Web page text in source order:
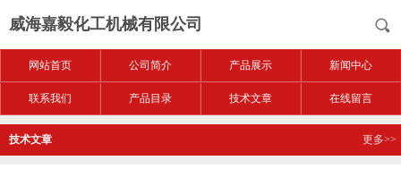
威海嘉毅化工机械有限公司
网站首页 公司简介 产品展示 新闻中心
联系我们 产品目录 技术文章 在线留言
技术文章 更多>>